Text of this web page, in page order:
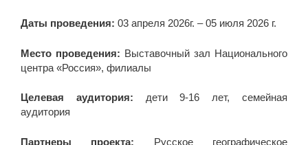
Даты проведения: 03 апреля 2026г. – 05 июля 2026 г.
Место проведения: Выставочный зал Национального
центра «Россия», филиалы
Целевая аудитория: дети 9-16 лет, семейная
аудитория
Партнеры проекта: Русское географическое